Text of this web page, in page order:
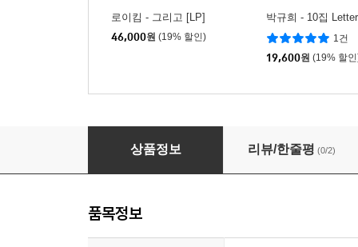
로이킴 - 그리고 [LP]
46,000원 (19% 할인)
박규희 - 10집
1건
19,600원 (19% 할
누에보 앙상블 (Nuevo Ensemble) - Traveler
상품정보 리뷰/한줄평 (0/2)
품목정보